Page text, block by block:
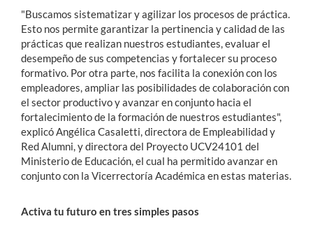
"Buscamos sistematizar y agilizar los procesos de práctica.
Esto nos permite garantizar la pertinencia y calidad de las
prácticas que realizan nuestros estudiantes, evaluar el
desempeño de sus competencias y fortalecer su proceso
formativo. Por otra parte, nos facilita la conexión con los
empleadores, ampliar las posibilidades de colaboración con
el sector productivo y avanzar en conjunto hacia el
fortalecimiento de la formación de nuestros estudiantes",
explicó Angélica Casaletti, directora de Empleabilidad y
Red Alumni, y directora del Proyecto UCV24101 del
Ministerio de Educación, el cual ha permitido avanzar en
conjunto con la Vicerrectoría Académica en estas materias.
Activa tu futuro en tres simples pasos